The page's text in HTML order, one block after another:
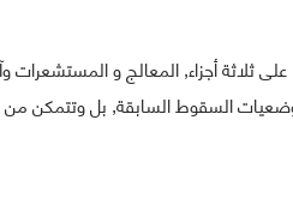
ثلاثة أجزاء, المعالج و المستشعرات
السقوط السابقة, بل وتتمكن من